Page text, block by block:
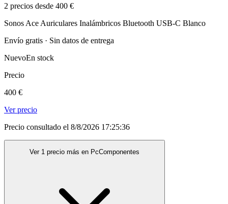
2 precios desde 400 €
Sonos Ace Auriculares Inalámbricos Bluetooth USB-C Blanco
Envío gratis · Sin datos de entrega
NuevoEn stock
Precio
400 €
Ver precio
Precio consultado el 8/8/2026 17:25:36
Ver 1 precio más en PcComponentes